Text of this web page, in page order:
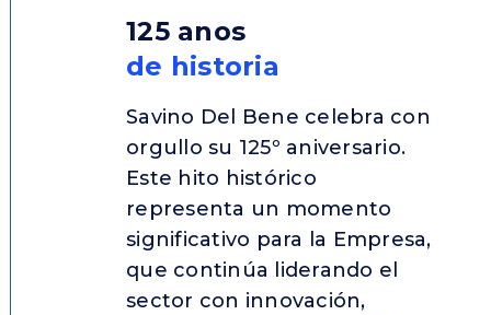
125 anos
de historia
Savino Del Bene celebra con
orgullo su 125º aniversario.
Este hito histórico
representa un momento
significativo para la Empresa,
que continúa liderando el
sector con innovación,